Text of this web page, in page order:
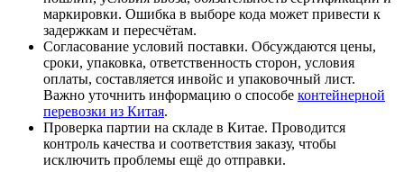
маркировки. Ошибка в выборе кода может привести к
задержкам и пересчётам.
Согласование условий поставки. Обсуждаются цены,
сроки, упаковка, ответственность сторон, условия
оплаты, составляется инвойс и упаковочный лист.
Важно уточнить информацию о способе контейнерной
перевозки из Китая.
Проверка партии на складе в Китае. Проводится
контроль качества и соответствия заказу, чтобы
исключить проблемы ещё до отправки.